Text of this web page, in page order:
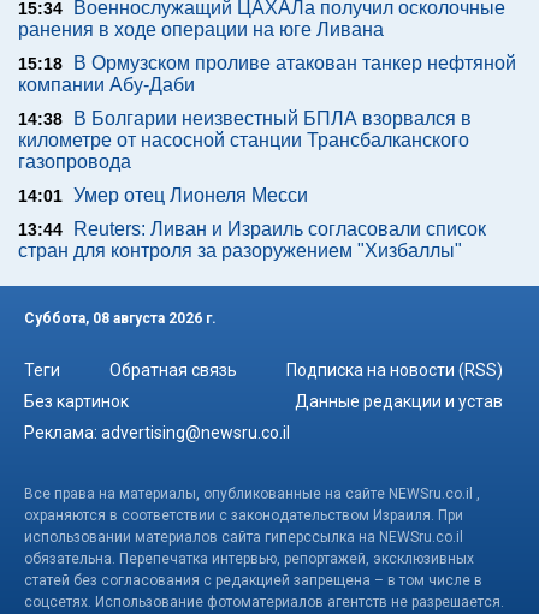
15:34
Военнослужащий ЦАХАЛа получил осколочные
ранения в ходе операции на юге Ливана
15:18
В Ормузском проливе атакован танкер нефтяной
компании Абу-Даби
14:38
В Болгарии неизвестный БПЛА взорвался в
километре от насосной станции Трансбалканского
газопровода
14:01 Умер отец Лионеля Месси
13:44
Reuters: Ливан и Израиль согласовали список
стран для контроля за разоружением "Хизбаллы"
Суббота, 08 августа 2026 г.
Теги Обратная связь
Подписка на новости (RSS)
Без картинок
Данные редакции и устав
Реклама: advertising@newsru.co.il
Все права на материалы, опубликованные на сайте NEWSru.co.il ,
охраняются в соответствии с законодательством Израиля. При
использовании материалов сайта гиперссылка на NEWSru.co.il
обязательна. Перепечатка интервью, репортажей, эксклюзивных
статей без согласования с редакцией запрещена – в том числе в
соцсетях. Использование фотоматериалов агентств не разрешается.